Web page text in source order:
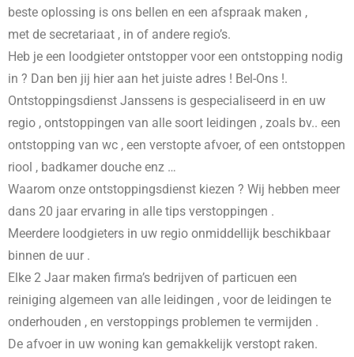
beste oplossing is ons bellen en een afspraak maken ,
met de secretariaat , in of andere regio’s.
Heb je een loodgieter ontstopper voor een ontstopping nodig
in ? Dan ben jij hier aan het juiste adres ! Bel-Ons !.
Ontstoppingsdienst Janssens is gespecialiseerd in en uw
regio , ontstoppingen van alle soort leidingen , zoals bv.. een
ontstopping van wc , een verstopte afvoer, of een ontstoppen
riool , badkamer douche enz …
Waarom onze ontstoppingsdienst kiezen ? Wij hebben meer
dans 20 jaar ervaring in alle tips verstoppingen .
Meerdere loodgieters in uw regio onmiddellijk beschikbaar
binnen de uur .
Elke 2 Jaar maken firma’s bedrijven of particuen een
reiniging algemeen van alle leidingen , voor de leidingen te
onderhouden , en verstoppings problemen te vermijden .
De afvoer in uw woning kan gemakkelijk verstopt raken.